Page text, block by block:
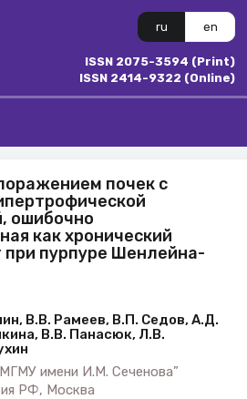
ru en
ISSN 2075-3594 (Print)
ISSN 2414-9322 (Online)
почек с
ошибочно
как хронический
при пурпуре Шенлейна-
В.В. Рамеев, В.П. Седов, А.Д.
В.В. Панасюк, Л.В.
имени И.М. Сеченова”
РФ, Москва